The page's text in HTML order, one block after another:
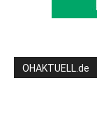
OHAKTUELL.de